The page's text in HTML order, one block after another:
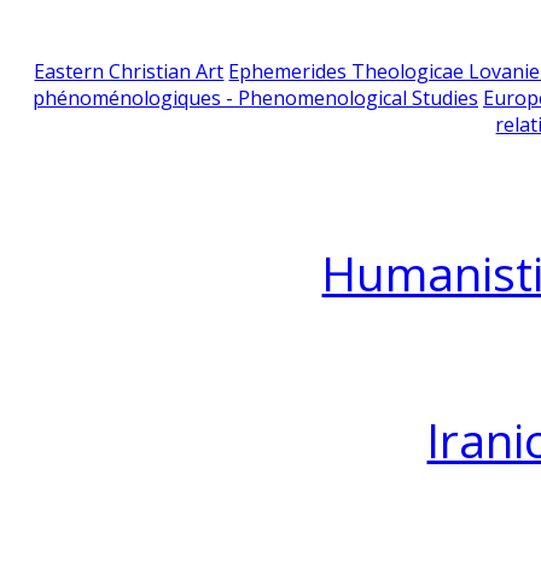
Eastern Christian Art Ephemerides Theologicae
phénoménologiques - Phenomenological Studies